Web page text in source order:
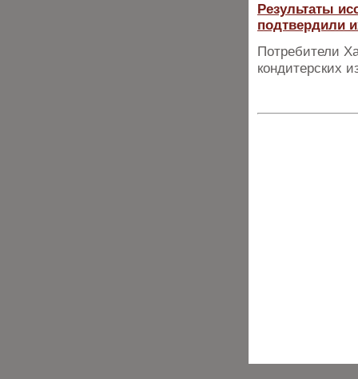
Результаты
подтвердили
Потребители
кондитерских